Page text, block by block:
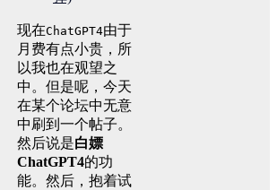
现在ChatGPT4由于
月费有点小贵，所
以我也在观望之
中。但是呢，今天
在某个论坛中无意
中刷到一个帖子。
然后说是白嫖
ChatGPT4的功
能。然后，抱着试